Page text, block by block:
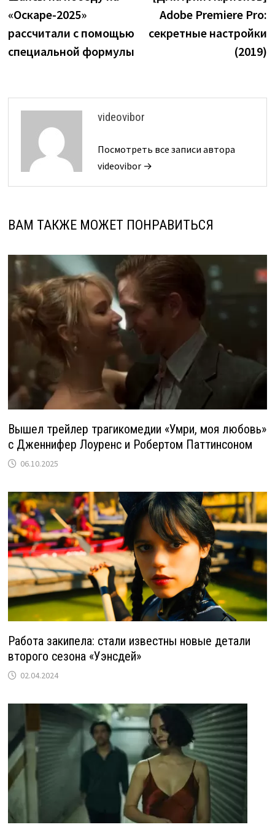
по
записям
«Оскаре-2025»
рассчитали с помощью
специальной формулы
Adobe Premiere Pro:
секретные настройки
(2019)
videovibor
Посмотреть все записи автора
videovibor →
ВАМ ТАКЖЕ МОЖЕТ ПОНРАВИТЬСЯ
Вышел трейлер трагикомедии «Умри, моя любовь»
с Дженнифер Лоуренс и Робертом Паттинсоном
06.10.2025
Работа закипела: стали известны новые детали
второго сезона «Уэнсдей»
02.04.2024